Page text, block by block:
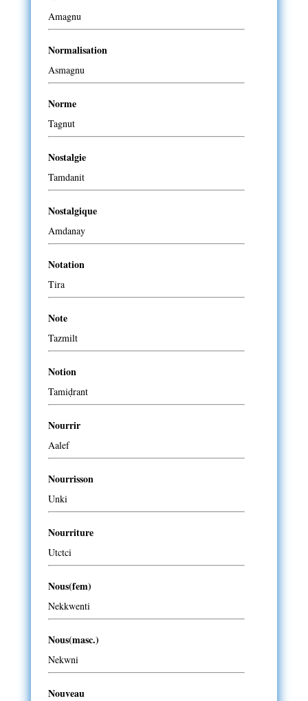
Amagnu
Normalisation
Asmagnu
Norme
Tagnut
Nostalgie
Tamdanit
Nostalgique
Amdanay
Notation
Tira
Note
Tazmilt
Notion
Tamiḍrant
Nourrir
Aalef
Nourrisson
Unki
Nourriture
Utctci
Nous(fem)
Nekkwenti
Nous(masc.)
Nekwni
Nouveau